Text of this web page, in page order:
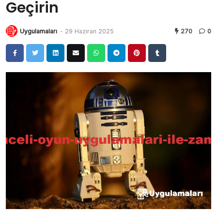
Geçirin
Uygulamaları - 29 Haziran 2025 270 0